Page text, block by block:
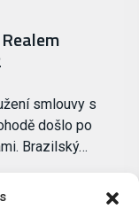
smlouvy s
došlo po
Brazilský…